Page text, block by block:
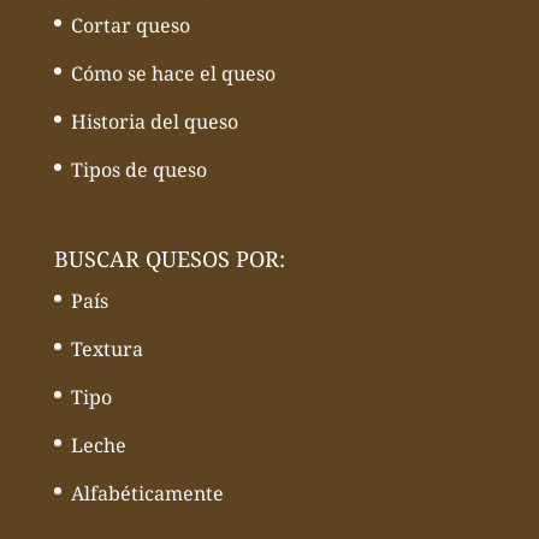
Cortar queso
Cómo se hace el queso
Historia del queso
Tipos de queso
BUSCAR QUESOS POR:
País
Textura
Tipo
Leche
Alfabéticamente